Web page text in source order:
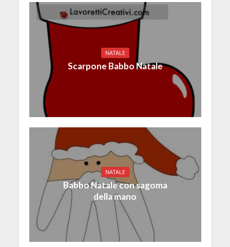
NATALE
Scarpone Babbo Natale
NATALE
Babbo Natale con sagoma
della mano